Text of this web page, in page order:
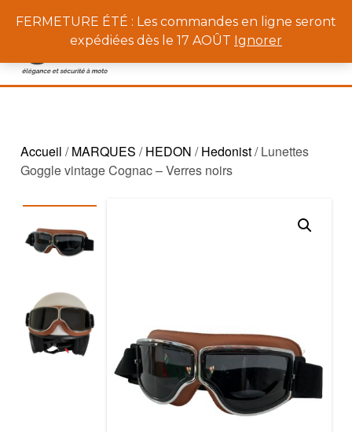
FERMETURE ÉTÉ : Les commandes en ligne seront
expédiées dès le 17 AOÛT Ignorer
Accueil /MARQUES /HEDON /Hedonist/ Lunettes
Goggle vintage Cognac – Verres noirs